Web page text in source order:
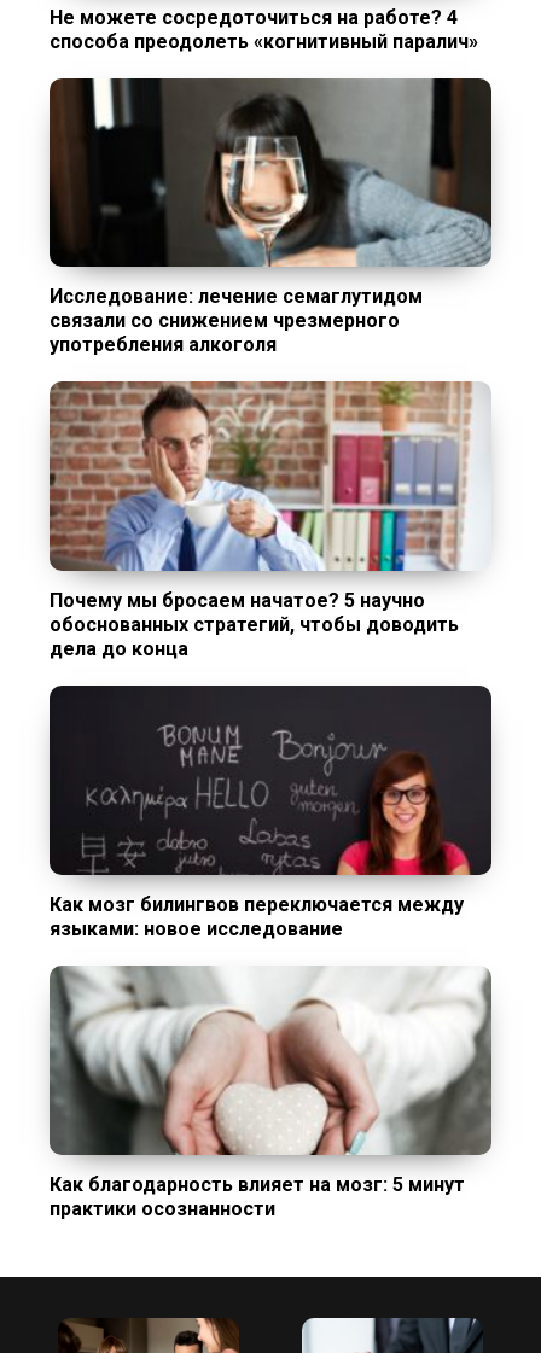
Не можете сосредоточиться на работе? 4
способа преодолеть «когнитивный паралич»
Исследование: лечение семаглутидом
связали со снижением чрезмерного
употребления алкоголя
Почему мы бросаем начатое? 5 научно
обоснованных стратегий, чтобы доводить
дела до конца
Как мозг билингвов переключается между
языками: новое исследование
Как благодарность влияет на мозг: 5 минут
практики осознанности